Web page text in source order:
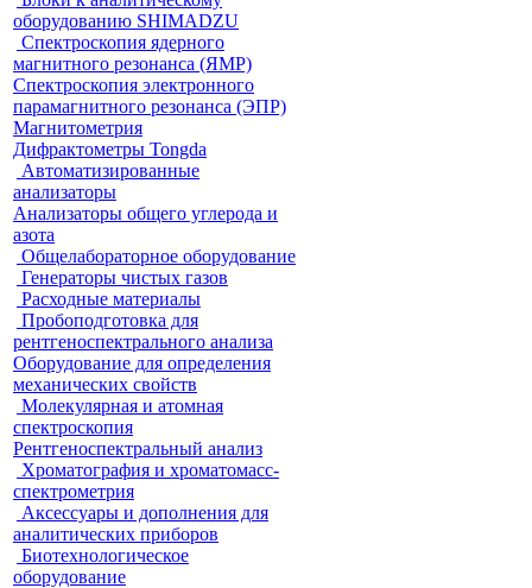
оборудованию SHIMADZU
Спектроскопия ядерного
магнитного резонанса (ЯМР)
Спектроскопия электронного
парамагнитного резонанса (ЭПР)
Магнитометрия
Дифрактометры Tongda
Автоматизированные
анализаторы
Анализаторы общего углерода и
азота
Общелабораторное оборудование
Генераторы чистых газов
Расходные материалы
Пробоподготовка для
рентгеноспектрального анализа
Оборудование для определения
механических свойств
Молекулярная и атомная
спектроскопия
Рентгеноспектральный анализ
Хроматография и хроматомасс-
спектрометрия
Аксессуары и дополнения для
аналитических приборов
Биотехнологическое
оборудование